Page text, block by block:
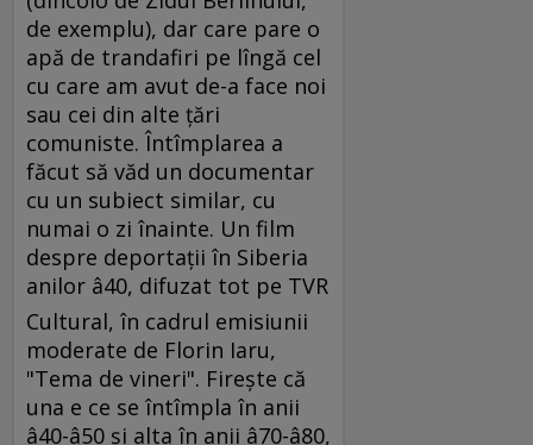
de exemplu), dar care pare o
apă de trandafiri pe lîngă cel
cu care am avut de-a face noi
sau cei din alte ţări
comuniste. Întîmplarea a
făcut să văd un documentar
cu un subiect similar, cu
numai o zi înainte. Un film
despre deportaţii în Siberia
anilor â40, difuzat tot pe TVR
Cultural, în cadrul emisiunii
moderate de Florin Iaru,
"Tema de vineri". Fireşte că
una e ce se întîmpla în anii
â40-â50 şi alta în anii â70-â80,